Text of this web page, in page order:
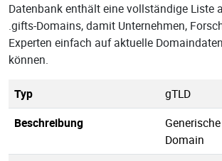
Datenbank enthält eine vollständige Liste
.gifts-Domains, damit Unternehmen,
Experten einfach auf aktuelle
können.
Typ
gTLD
Beschreibung
Domain